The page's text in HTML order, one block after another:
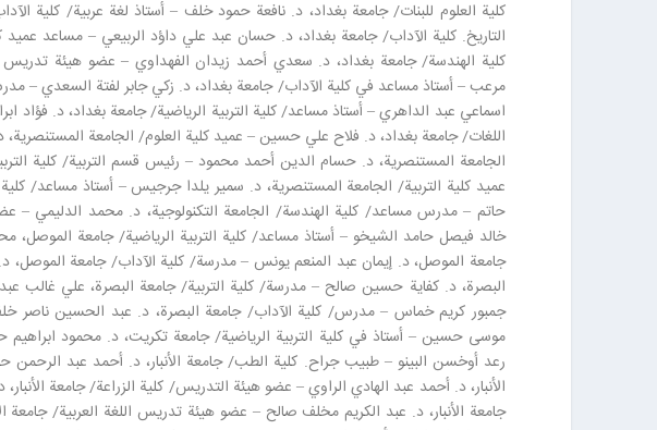
كلية العلوم للبنات/ جامعة بغداد، د. نافعة حمود خلف – أستاذ لغة عربية/ كلية
التاريخ. كلية الآداب/ جامعة بغداد، د. حسان عبد علي داؤد الربيعي – مساعد
كلية الهندسة/ جامعة بغداد، د. سعدي أحمد زيدان الفهداوي – عضو هيئة تدريس
مرعب – أستاذ مساعد في كلية الآداب/ جامعة بغداد، د. زكي جابر لفتة السعدي –
اسماعي عبد الداهري – أستاذ مساعد/ كلية التربية الرياضية/ جامعة بغداد، د. فؤاد
اللغات/ جامعة بغداد، د. فلاح علي حسين – عميد كلية العلوم/ الجامعة
الجامعة المستنصرية، د. حسام الدين أحمد محمود – رئيس قسم التربية/ كلية
عميد كلية التربية/ الجامعة المستنصرية، د. سمير يلدا جرجيس – أستاذ مساعد/
حاتم – مدرس مساعد/ كلية الهندسة/ الجامعة التكنولوجية، د. محمد الدليمي –
خالد فيصل حامد الشيخو – أستاذ مساعد/ كلية التربية الرياضية/ جامعة
جامعة الموصل، د. إيمان عبد المنعم يونس – مدرسة/ كلية الآداب/ جامعة
البصرة، د. كفاية حسين صالح – مدرسة/ كلية التربية/ جامعة البصرة، علي غالب
جمبور كريم خماس – مدرس/ كلية الآداب/ جامعة البصرة، د. عبد الحسين ناصر
موسى حسين – أستاذ في كلية التربية الرياضية/ جامعة تكريت، د. محمود
رعد أوخسن البينو – طبيب جراح. كلية الطب/ جامعة الأنبار، د. أحمد عبد
الأنبار، د. أحمد عبد الهادي الراوي – عضو هيئة التدريس/ كلية الزراعة/ جامعة
جامعة الأنبار، د. عبد الكريم مخلف صالح – عضو هيئة تدريس اللغة العربية/